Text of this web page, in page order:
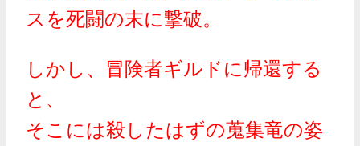
スを死闘の末に撃破。
しかし、冒険者ギルドに帰還する
と、
そこには殺したはずの蒐集竜の姿